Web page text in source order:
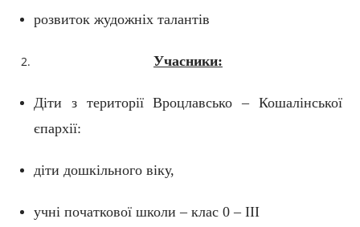
розвиток жудожніх талантів
Учасники:
Діти з території Вроцлавсько – Кошалінської
єпархії:
діти дошкільного віку,
учні початкової школи – клас 0 – ІІІ